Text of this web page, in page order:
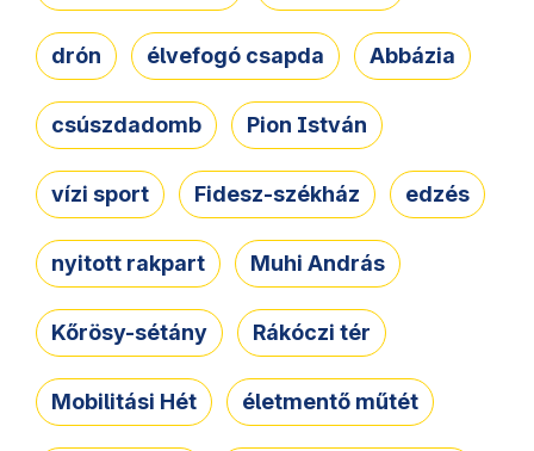
drón élvefogó csapda Abbázia
csúszdadomb Pion István
vízi sport Fidesz-székház edzés
nyitott rakpart Muhi András
Kőrösy-sétány Rákóczi tér
Mobilitási Hét életmentő műtét